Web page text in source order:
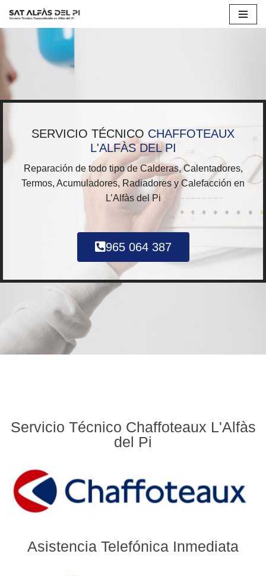
contenido
SERVICIO TÉCNICO CHAFFOTEAUX
L'ALFÀS DEL PI
Reparación de todo tipo de Calderas, Calentadores,
Termos, Acumuladores, Radiadores y Calefacción en
L’Alfàs del Pi
965 064 387
Servicio Técnico Chaffoteaux L'Alfàs
del Pi
Asistencia Telefónica Inmediata